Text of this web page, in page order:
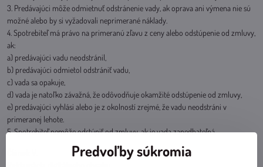
3. Predávajúci môže odmietnuť odstránenie vady, ak oprava ani výmena nie sú
možné alebo by si vyžadovali neprimerané náklady.
4. Spotrebiteľ má právo na primeranú zľavu z ceny alebo odstúpenie od zmluvy,
ak:
a) predávajúci vadu neodstránil,
b) predávajúci odmietol odstrániť vadu,
c) vada sa opakuje,
d) vada je natoľko závažná, že odôvodňuje okamžité odstúpenie od zmluvy,
e) predávajúci vyhlási alebo je z okolností zrejmé, že vadu neodstráni v
primeranej lehote.
5. Spotrebiteľ nemôže odstúpiť od zmluvy, ak je vada zanedbateľná.
Predvoľby súkromia